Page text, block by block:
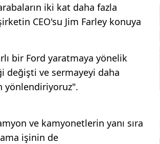
iki kat daha fazla
CEO'su Jim Farley konuya
bir Ford yaratmaya yönelik
değişti ve sermayeyi daha
yönlendiriyoruz".
ve kamyonetlerin yanı sıra
işinin de